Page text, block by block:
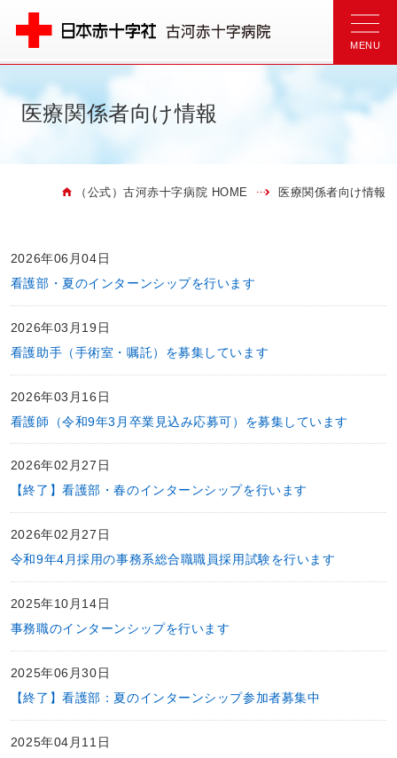
医療関係者向け情報
（公式）古河赤十字病院 HOME 医療関係者向け情報
2026年06月04日
看護部・夏のインターンシップを行います
2026年03月19日
看護助手（手術室・嘱託）を募集しています
2026年03月16日
看護師（令和9年3月卒業見込み応募可）を募集しています
2026年02月27日
【終了】看護部・春のインターンシップを行います
2026年02月27日
令和9年4月採用の事務系総合職職員採用試験を行います
2025年10月14日
事務職のインターンシップを行います
2025年06月30日
【終了】看護部：夏のインターンシップ参加者募集中
2025年04月11日